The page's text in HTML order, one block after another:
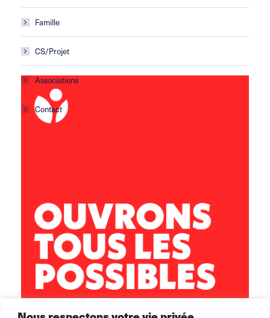
Famille
CS/Projet
Associations
Contact
brest.horizons@leolagrange.org